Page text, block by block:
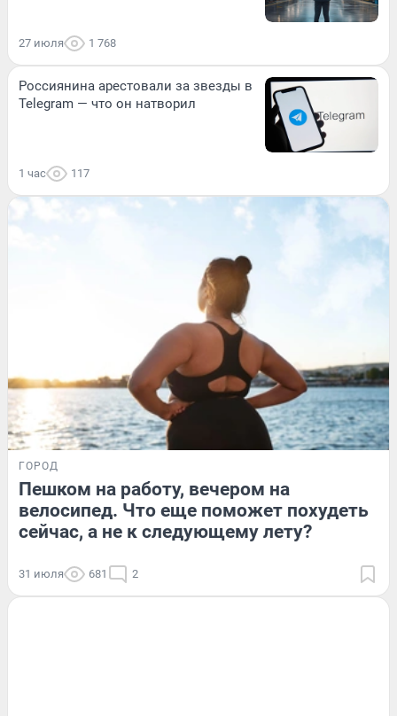
27 июля 1 768
Россиянина арестовали за звезды в
Telegram — что он натворил
1 час 117
ГОРОД
Пешком на работу, вечером на
велосипед. Что еще поможет похудеть
сейчас, а не к следующему лету?
31 июля 681 2